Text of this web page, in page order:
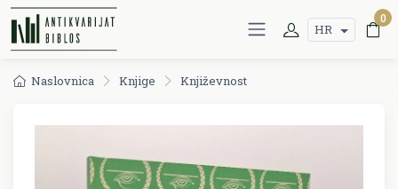
HR
0
Naslovnica Knjige Književnost